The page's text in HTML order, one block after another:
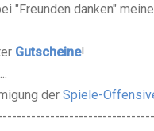
"Freunden danken"
Gutscheine!
der Spiele-